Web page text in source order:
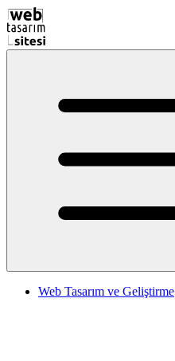
Web Tasarım ve Geliştirme